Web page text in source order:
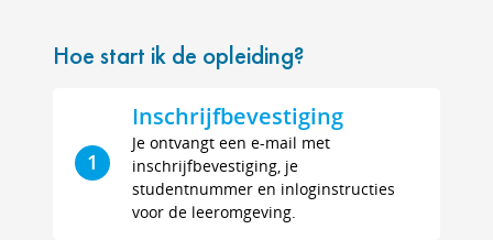
Hoe start ik de opleiding?
1
Inschrijfbevestiging
Je ontvangt een e-mail met
inschrijfbevestiging, je
studentnummer en inloginstructies
voor de leeromgeving.